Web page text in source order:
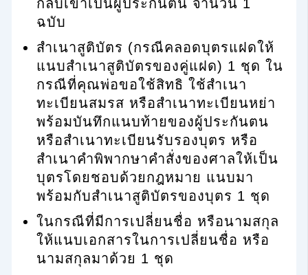
กลับเข้าเป็นผู้ประกันตน จำนวน 1
ฉบับ
สำเนาสูติบัตร (กรณีคลอดบุตรแฝดให้
แนบสำเนาสูติบัตรของคู่แฝด) 1 ชุด ใน
กรณีที่คุณพ่อขอใช้สิทธิ ใช้สำเนา
ทะเบียนสมรส หรือสำเนาทะเบียนหย่า
พร้อมบันทึกแนบท้ายของผู้ประกันตน
หรือสำเนาทะเบียนรับรองบุตร หรือ
สำเนาคำพิพากษาคำสั่งของศาลให้เป็น
บุตรโดยชอบด้วยกฎหมาย แนบมา
พร้อมกับสำเนาสูติบัตรของบุตร 1 ชุด
ในกรณีที่มีการเปลี่ยนชื่อ หรือนามสกุล
ให้แนบเอกสารในการเปลี่ยนชื่อ หรือ
นามสกุลมาด้วย 1 ชุด